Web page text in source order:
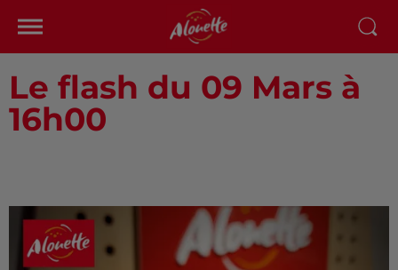
Le flash du 09 Mars à
16h00